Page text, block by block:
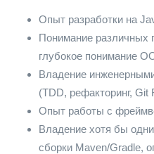
Опыт разработки на
Понимание различных
глубокое понимание
Владение
(TDD, рефакторинг, Git
Опыт работы с
Владение хотя бы
сборки Maven/Gradle,